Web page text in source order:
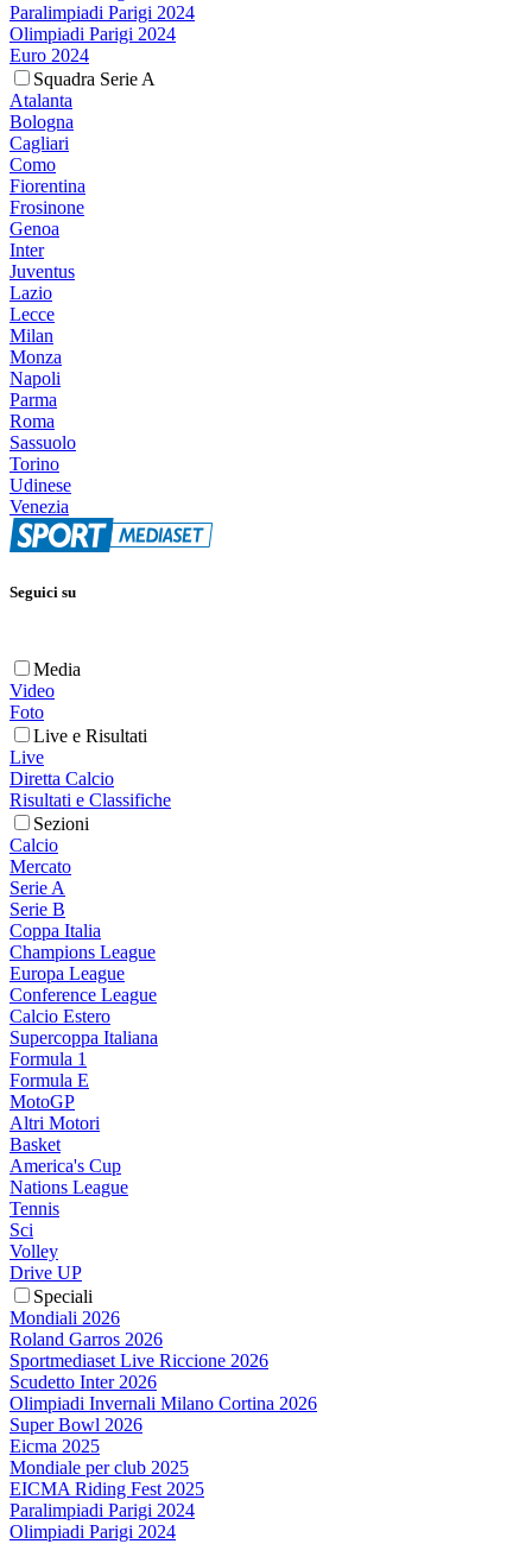
Paralimpiadi Parigi 2024
Olimpiadi Parigi 2024
Euro 2024
Squadra Serie A
Atalanta
Bologna
Cagliari
Como
Fiorentina
Frosinone
Genoa
Inter
Juventus
Lazio
Lecce
Milan
Monza
Napoli
Parma
Roma
Sassuolo
Torino
Udinese
Venezia
Seguici su
Media
Video
Foto
Live e Risultati
Live
Diretta Calcio
Risultati e Classifiche
Sezioni
Calcio
Mercato
Serie A
Serie B
Coppa Italia
Champions League
Europa League
Conference League
Calcio Estero
Supercoppa Italiana
Formula 1
Formula E
MotoGP
Altri Motori
Basket
America's Cup
Nations League
Tennis
Sci
Volley
Drive UP
Speciali
Mondiali 2026
Roland Garros 2026
Sportmediaset Live Riccione 2026
Scudetto Inter 2026
Olimpiadi Invernali Milano Cortina 2026
Super Bowl 2026
Eicma 2025
Mondiale per club 2025
EICMA Riding Fest 2025
Paralimpiadi Parigi 2024
Olimpiadi Parigi 2024